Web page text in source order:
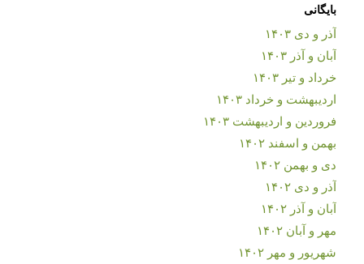
بایگانی
آذر و دی ۱۴۰۳
آبان و آذر ۱۴۰۳
خرداد و تیر ۱۴۰۳
اردیبهشت و خرداد ۱۴۰۳
فروردین و اردیبهشت ۱۴۰۳
بهمن و اسفند ۱۴۰۲
دی و بهمن ۱۴۰۲
آذر و دی ۱۴۰۲
آبان و آذر ۱۴۰۲
مهر و آبان ۱۴۰۲
شهریور و مهر ۱۴۰۲